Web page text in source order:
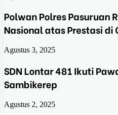
Polwan Polres Pasuruan
Nasional atas Prestasi di
Agustus 3, 2025
SDN Lontar 481 Ikuti
Sambikerep
Agustus 2, 2025